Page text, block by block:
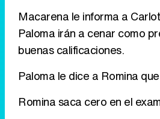
Macarena le informa a
Paloma irán a cenar como
buenas calificaciones.
Paloma le dice a Romina
Romina saca cero en el